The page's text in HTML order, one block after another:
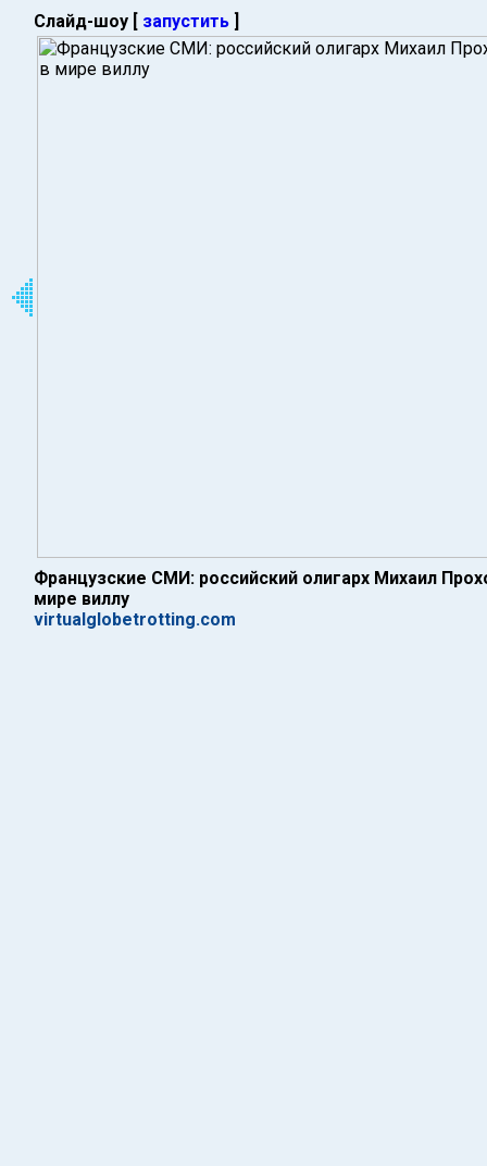
Слайд-шоу [ запустить ]
Французские СМИ: российский олигарх Михаил
мире виллу
virtualglobetrotting.com